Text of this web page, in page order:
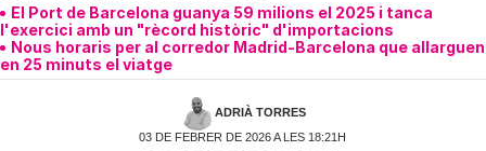
El Port de Barcelona guanya 59 milions el 2025 i tanca
l'exercici amb un "rècord històric" d'importacions
Nous horaris per al corredor Madrid-Barcelona que allarguen
en 25 minuts el viatge
ADRIÀ TORRES
03 DE FEBRER DE 2026 A LES 18:21H